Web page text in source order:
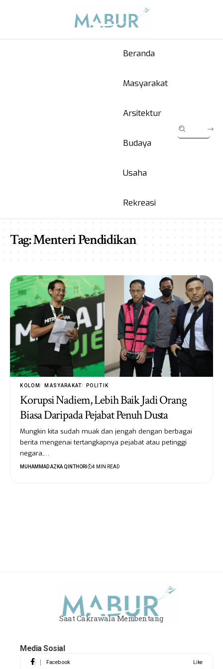
Beranda
Masyarakat
Arsitektur
Budaya
Usaha
Rekreasi
Tag:Menteri Pendidikan
KOLOM MASYARAKAT POLITIK
Korupsi Nadiem, Lebih Baik Jadi Orang
Biasa Daripada Pejabat Penuh Dusta
Mungkin kita sudah muak dan jengah dengan berbagai
berita mengenai tertangkapnya pejabat atau petinggi
negara,…
MUHAMMAD AZKA QINTHORI 4 MIN READ
Saat Cakrawala Membentang
Media Sosial
Facebook Like